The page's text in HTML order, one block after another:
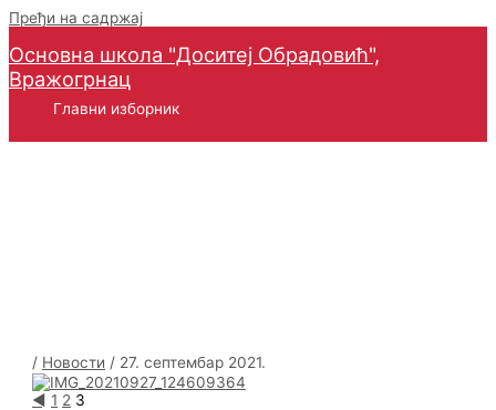
Пређи на садржај
Основна школа "Доситеј Обрадовић",
Вражогрнац
Главни изборник
/ Новости / 27. септембар 2021.
◄ 1 2 3